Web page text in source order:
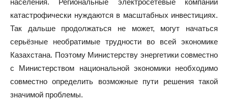
населения. Региональные электросетевые компании
катастрофически нуждаются в масштабных инвестициях.
Так дальше продолжаться не может, могут начаться
серьёзные необратимые трудности во всей экономике
Казахстана. Поэтому Министерству энергетики совместно
с Министерством национальной экономики необходимо
совместно определить возможные пути решения такой
значимой проблемы.